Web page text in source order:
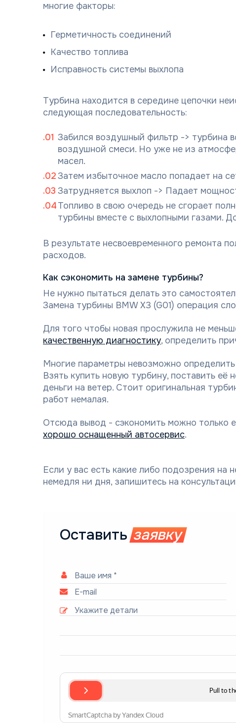
многие факторы:
Герметичность соединений
Качество топлива
Исправность системы выхлопа
Турбина находится в середине цепочки
следующая последовательность:
Забился воздушный фильтр -> турбина
воздушной смеси. Но уже не из
масел.
Затем избыточное масло попадает на
Затрудняется выхлоп -> Падает
Топливо в свою очередь не сгорает
турбины вместе с выхлопными газами.
В результате несвоевременного ремонта
расходов.
Как сэкономить на замене турбины?
Не нужно пытаться делать это
Замена турбины BMW X3 (G01) операция
Для того чтобы новая прослужила не
качественную диагностику, определить
Многие параметры невозможно
Взять купить новую турбину, поставить
деньги на ветер. Стоит оригинальная
работ немалая.
Отсюда вывод - сэкономить можно только
хорошо оснащенный автосервис.
Если у вас есть какие либо подозрения на
немедля ни дня, запишитесь на
Оставить заявку